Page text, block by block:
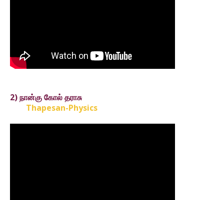
2) நான்கு கோல் தராசு
Thapesan-Physics